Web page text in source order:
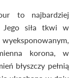
to najbardziej
Jego siła tkwi w
korona, w
błyszczy pełnią